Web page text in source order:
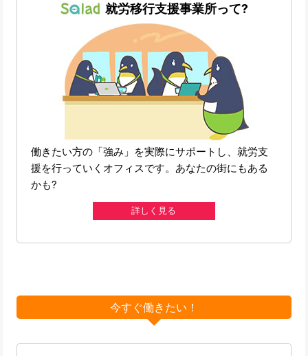
就労移行支援事業所って?
働きたい方の「強み」を実際にサポートし、就労支
援を行っていくオフィスです。あなたの街にもある
かも?
詳しく見る
今すぐ働きたい！